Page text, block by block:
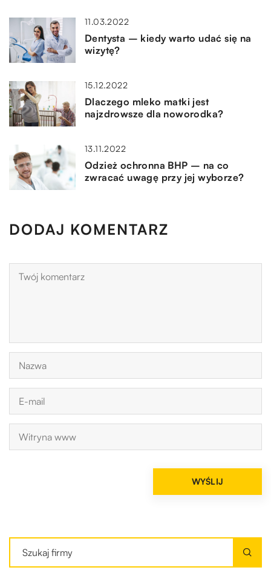
11.03.2022
Dentysta – kiedy warto udać się na
wizytę?
15.12.2022
Dlaczego mleko matki jest
najzdrowsze dla noworodka?
13.11.2022
Odzież ochronna BHP – na co
zwracać uwagę przy jej wyborze?
DODAJ KOMENTARZ